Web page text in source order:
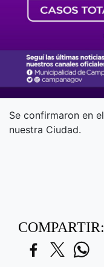
Se confirmaron en
nuestra Ciudad.
COMPARTIR: